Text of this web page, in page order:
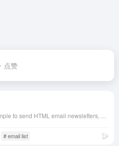
点赞
# email list